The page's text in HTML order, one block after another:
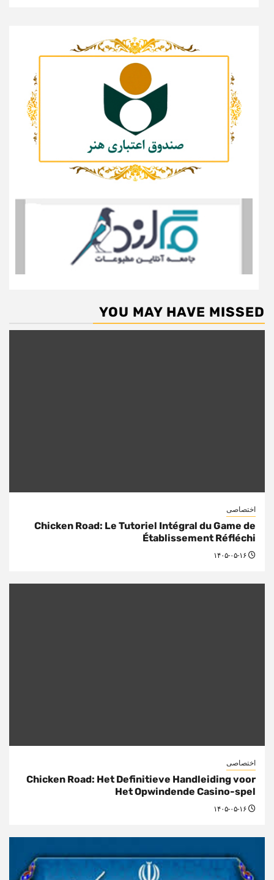
YOU MAY HAVE MISSED
اختصاصی
Chicken Road: Le Tutoriel Intégral du Game de
Établissement Réfléchi
اختصاصی
Chicken Road: Het Definitieve Handleiding voor
Het Opwindende Casino-spel